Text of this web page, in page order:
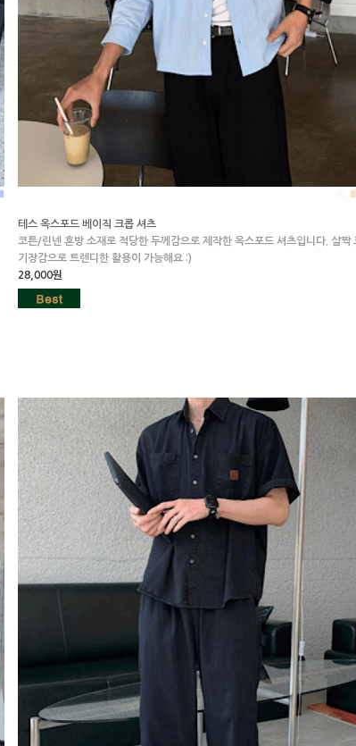
테스 옥스포드 베이직 크롭 셔츠
코튼/린넨 혼방 소재로 적당한 두께감으로 제작한 옥스포드 셔츠입니다. 살짝
기장감으로 트렌디한 활용이 가능해요 :)
28,000원